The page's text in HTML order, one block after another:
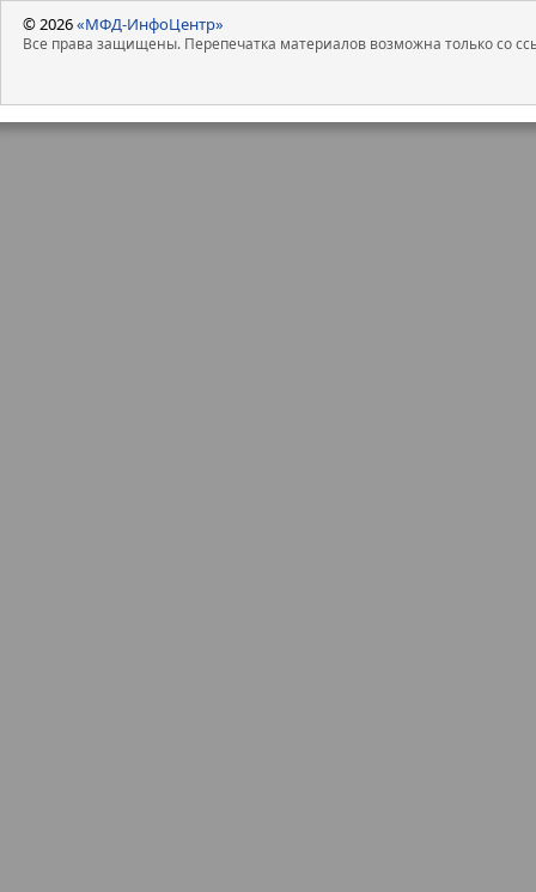
© 2026«МФД-ИнфоЦентр»
Все права защищены. Перепечатка материалов возможна только со